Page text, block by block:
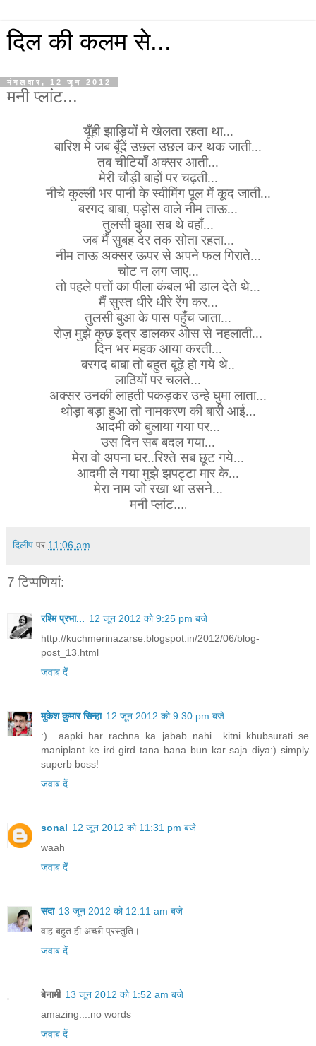
दिल की कलम से...
मंगलवार, 12 जून 2012
मनी प्लांट...
यूँही झाड़ियों मे खेलता रहता था...
बारिश मे जब बूँदें उछल उछल कर थक जाती...
तब चीटियाँ अक्सर आती...
मेरी चौड़ी बाहों पर चढ़ती...
नीचे कुल्ली भर पानी के स्वीमिंग पूल में कूद जाती...
बरगद बाबा, पड़ोस वाले नीम ताऊ...
तुलसी बुआ सब थे वहाँ...
जब मैं सुबह देर तक सोता रहता...
नीम ताऊ अक्सर ऊपर से अपने फल गिराते...
चोट न लग जाए...
तो पहले पत्तों का पीला कंबल भी डाल देते थे...
मैं सुस्त धीरे धीरे रेंग कर...
तुलसी बुआ के पास पहुँच जाता...
रोज़ मुझे कुछ इत्र डालकर ओस से नहलाती...
दिन भर महक आया करती...
बरगद बाबा तो बहुत बूढ़े हो गये थे..
लाठियों पर चलते...
अक्सर उनकी लाहती पकड़कर उन्हे घुमा लाता...
थोड़ा बड़ा हुआ तो नामकरण की बारी आई...
आदमी को बुलाया गया पर...
उस दिन सब बदल गया...
मेरा वो अपना घर..रिश्ते सब छूट गये...
आदमी ले गया मुझे झपट्टा मार के...
मेरा नाम जो रखा था उसने...
मनी प्लांट....
दिलीप पर 11:06 am
7 टिप्‍पणियां:
रश्मि प्रभा... 12 जून 2012 को 9:25 pm बजे
http://kuchmerinazarse.blogspot.in/2012/06/blog-
post_13.html
जवाब दें
मुकेश कुमार सिन्हा 12 जून 2012 को 9:30 pm बजे
:).. aapki har rachna ka jabab nahi.. kitni khubsurati se
maniplant ke ird gird tana bana bun kar saja diya:) simply
superb boss!
जवाब दें
sonal 12 जून 2012 को 11:31 pm बजे
waah
जवाब दें
सदा 13 जून 2012 को 12:11 am बजे
वाह बहुत ही अच्‍छी प्रस्‍तुति।
जवाब दें
बेनामी 13 जून 2012 को 1:52 am बजे
amazing....no words
जवाब दें